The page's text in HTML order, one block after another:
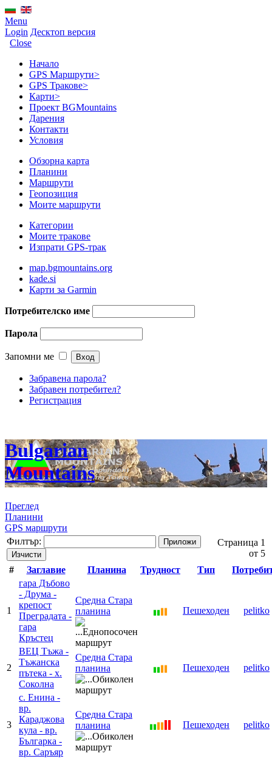
Menu
Login Десктоп версия
Close
Начало
GPS Mаршрути>
GPS Тракове>
Карти>
Проект BGMountains
Дарения
Контакти
Условия
Обзорна карта
Планини
Маршрути
Геопозиция
Моите маршрути
Категории
Моите тракове
Изпрати GPS-трак
map.bgmountains.org
kade.si
Карти за Garmin
Потребителско име
Парола
Запомни ме
Забравена парола?
Забравен потребител?
Регистрация
Bulgarian
Mountains
Преглед
Планини
GPS маршрути
Филтър:
Приложи
Изчисти
Страница 1
от 5
#
Заглавие Планина Трудност Тип
1
гара Дъбово
- Друма -
крепост
Преградата -
гара
Кръстец
Средна Стара
планина
Пешеходен pelitko
2
ВЕЦ Тъжа -
Тъжанска
пътека - х.
Соколна
Средна Стара
планина
Пешеходен pelitko
3
с. Енина -
вр.
Караджова
кула - вр.
Българка -
вр. Саръяр
Средна Стара
планина
Пешеходен pelitko